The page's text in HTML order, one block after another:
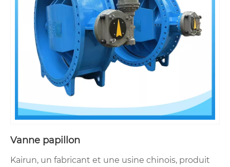
Vanne papillon
Kairun, un fabricant et une usine chinois, produit